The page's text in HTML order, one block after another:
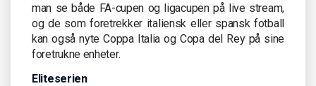
man se både FA-cupen og ligacupen på live stream,
og de som foretrekker italiensk eller spansk fotball
kan også nyte Coppa Italia og Copa del Rey på sine
foretrukne enheter.
Eliteserien